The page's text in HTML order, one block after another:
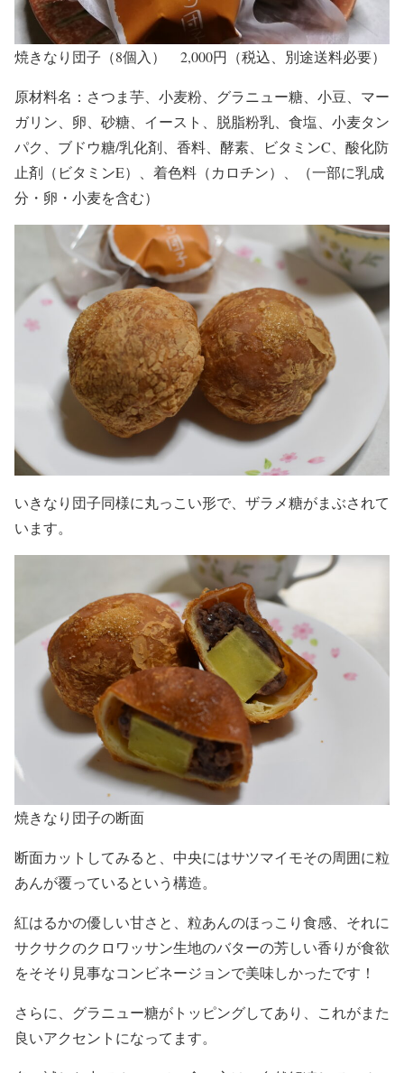
焼きなり団子（8個入） 2,000円（税込、別途送料必要）
原材料名：さつま芋、小麦粉、グラニュー糖、小豆、マー
ガリン、卵、砂糖、イースト、脱脂粉乳、食塩、小麦タン
パク、ブドウ糖/乳化剤、香料、酵素、ビタミンC、酸化防
止剤（ビタミンE）、着色料（カロチン）、（一部に乳成
分・卵・小麦を含む）
いきなり団子同様に丸っこい形で、ザラメ糖がまぶされて
います。
焼きなり団子の断面
断面カットしてみると、中央にはサツマイモその周囲に粒
あんが覆っているという構造。
紅はるかの優しい甘さと、粒あんのほっこり食感、それに
サクサクのクロワッサン生地のバターの芳しい香りが食欲
をそそり見事なコンビネージョンで美味しかったです！
さらに、グラニュー糖がトッピングしてあり、これがまた
良いアクセントになってます。